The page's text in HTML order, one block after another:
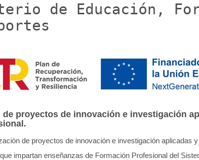
de Educación,
proyectos de innovación e investigación
de proyectos de innovación e investigación aplicadas
impartan enseñanzas de Formación Profesional del